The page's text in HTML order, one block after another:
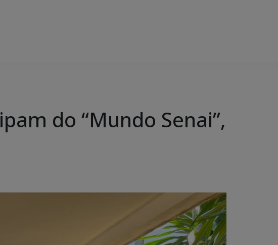
do “Mundo Senai”,